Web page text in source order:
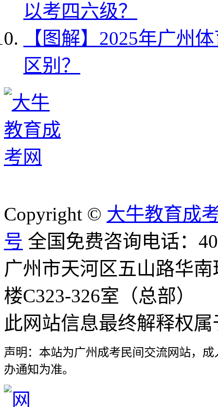
以考四六级？
【图解】2025年广州
区别？
Copyright © 大牛教育成
号 全国免费咨询电话：
广州市天河区五山路华
楼C323-326室（总部）
此网站信息最终解释权
声明：本站为广州成考民间交流网站，
办通知为准。